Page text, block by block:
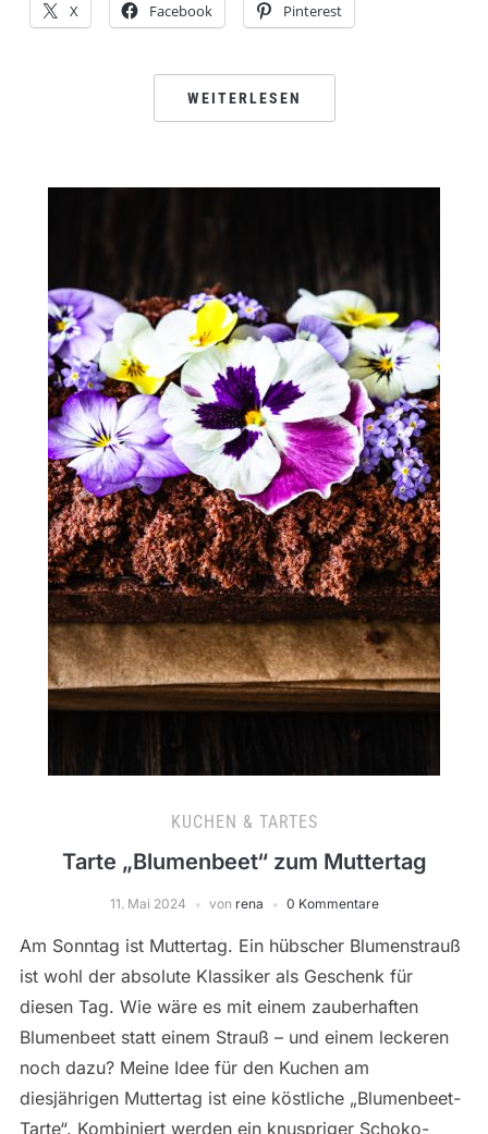
X Facebook Pinterest
WEITERLESEN
KUCHEN & TARTES
Tarte „Blumenbeet“ zum Muttertag
11. Mai 2024 von rena 0 Kommentare
Am Sonntag ist Muttertag. Ein hübscher Blumenstrauß
ist wohl der absolute Klassiker als Geschenk für
diesen Tag. Wie wäre es mit einem zauberhaften
Blumenbeet statt einem Strauß – und einem leckeren
noch dazu? Meine Idee für den Kuchen am
diesjährigen Muttertag ist eine köstliche „Blumenbeet-
Tarte“. Kombiniert werden ein knuspriger Schoko-